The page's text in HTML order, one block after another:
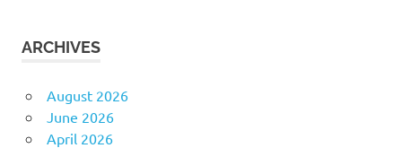
ARCHIVES
August 2026
June 2026
April 2026